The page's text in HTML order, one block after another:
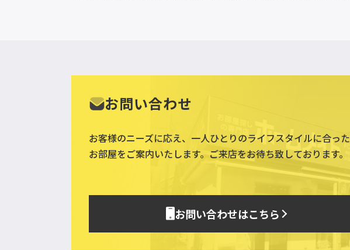
お問い合わせ
お客様のニーズに応え、一人ひとりのライフスタイルに合った
お部屋をご案内いたします。ご来店をお待ち致しております。
お問い合わせはこちら